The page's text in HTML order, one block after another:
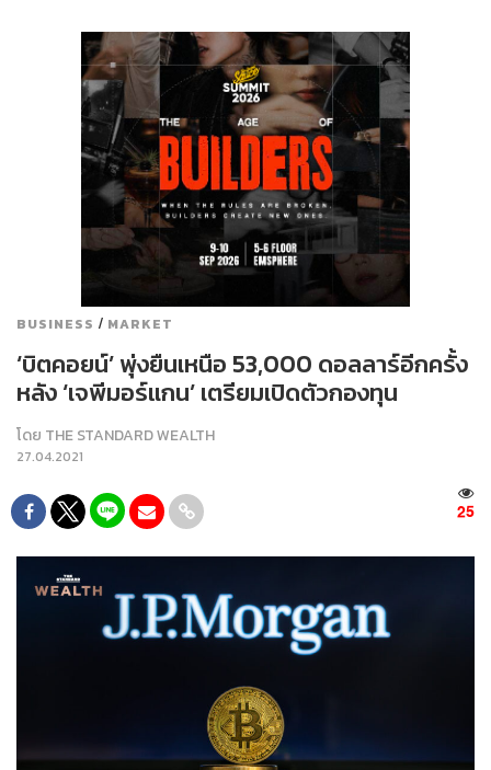
BUSINESS / MARKET
‘บิตคอยน์’ พุ่งยืนเหนือ 53,000 ดอลลาร์อีกครั้ง
หลัง ‘เจพีมอร์แกน’ เตรียมเปิดตัวกองทุน
โดย THE STANDARD WEALTH
27.04.2021
25